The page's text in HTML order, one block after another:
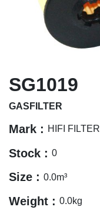
SG1019
GASFILTER
Mark : HIFI FILTER
Stock : 0
Size : 0.0m³
Weight : 0.0kg